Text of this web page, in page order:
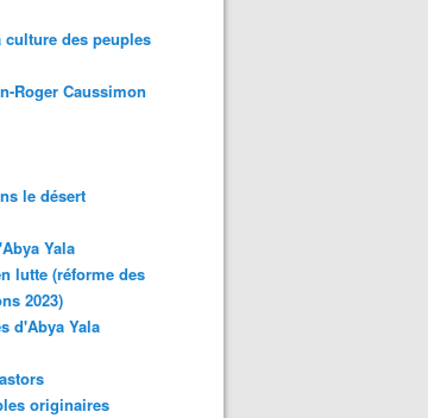
culture des peuples
Roger Caussimon
le désert
Yala
lutte (réforme des
2023)
d'Abya Yala
originaires